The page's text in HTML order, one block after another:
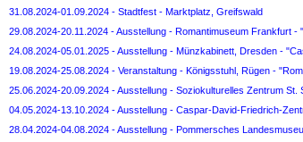
31.08.2024-01.09.2024 - Stadtfest - Marktplatz, Greifswald
29.08.2024-20.11.2024 - Ausstellung - Romantimuseum Frankfurt
24.08.2024-05.01.2025 - Ausstellung - Münzkabinett, Dresden -
19.08.2024-25.08.2024 - Veranstaltung - Königsstuhl, Rügen -
25.06.2024-20.09.2024 - Ausstellung - Soziokulturelles Zentrum
04.05.2024-13.10.2024 - Ausstellung - Caspar-David-Friedrich-
28.04.2024-04.08.2024 - Ausstellung - Pommersches